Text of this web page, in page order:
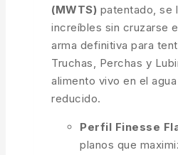
(MWTS) patentado, se
increíbles sin cruzarse
arma definitiva para
Truchas, Perchas y
alimento vivo en el
reducido.
Perfil Finesse
planos que